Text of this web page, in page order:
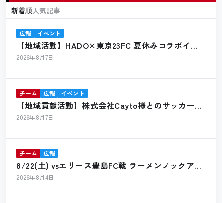
新着順人気記事
広報 イベント
【地域活動】HADO×東京23FC 夏休みコラボイベ
ント開催報告
2026年8月7日
チーム 広報 イベント
【地域貢献活動】株式会社Cayto様とのサッカーボ
ール寄贈のお知らせ
2026年8月7日
チーム 広報
8/22(土) vsエリース豊島FC戦 ラーメンノックアウ
ト出店のお知らせ
2026年8月4日